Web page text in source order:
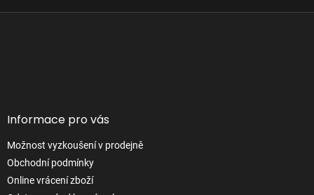
Z
Informace pro vás
Možnost vyzkoušení v prodejně
Obchodní podmínky
Online vrácení zboží